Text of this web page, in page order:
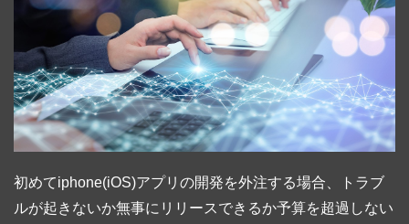
初めてiphone(iOS)アプリの開発を外注する場合、トラブ
ルが起きないか無事にリリースできるか予算を超過しない